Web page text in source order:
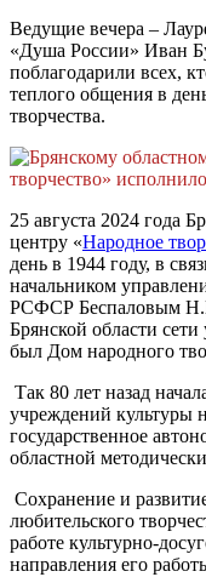
Ведущие вечера –
«Душа России» Иван
поблагодарили всех,
теплого общения в
творчества.
25 августа 2024 года
центру «Народное
день в 1944 году, в
начальником
РСФСР Беспаловым
Брянской области
был Дом народного
Так 80 лет назад
учреждений культуры
государственное
областной
Сохранение и
любительского
работе культурно-
направления его